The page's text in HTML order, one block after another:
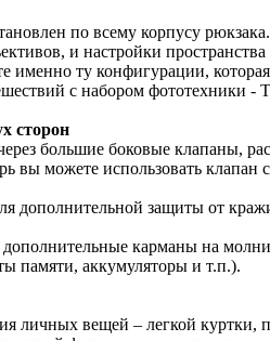
по всему корпусу рюкзака.
и настройки
именно ту конфигурации,
с набором фототехники -
сторон
большие боковые клапаны,
вы можете использовать
защиты от кражи
карманы на
памяти, аккумуляторы и т.п.).
личных вещей – легкой куртки,